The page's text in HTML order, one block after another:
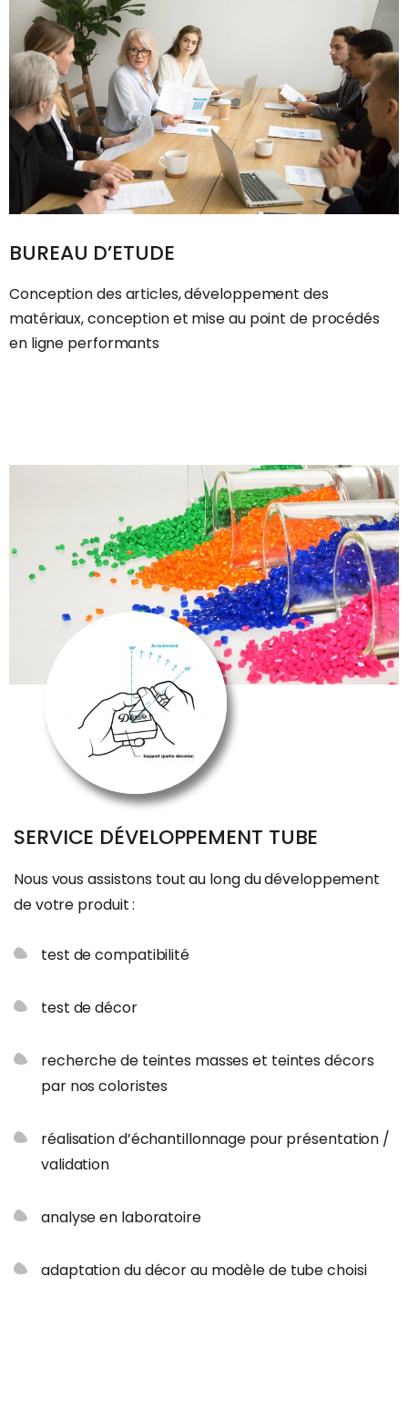
BUREAU D’ETUDE
Conception des articles, développement des
matériaux, conception et mise au point de procédés
en ligne performants
SERVICE DÉVELOPPEMENT TUBE
Nous vous assistons tout au long du développement
de votre produit :
test de compatibilité
test de décor
recherche de teintes masses et teintes décors
par nos coloristes
réalisation d’échantillonnage pour présentation /
validation
analyse en laboratoire
adaptation du décor au modèle de tube choisi